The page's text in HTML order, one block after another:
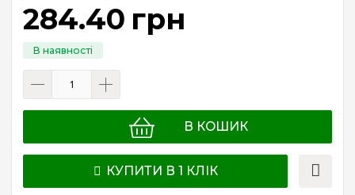
284.40 грн
В КОШИК
КУПИТИ В 1 КЛІК